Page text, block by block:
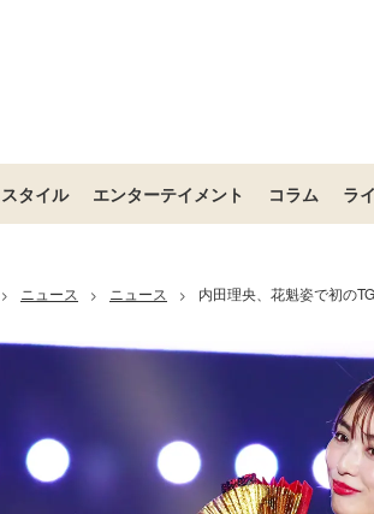
スタイル エンターテイメント コラム ラ
> ニュース > ニュース > 内田理央、花魁姿で初の